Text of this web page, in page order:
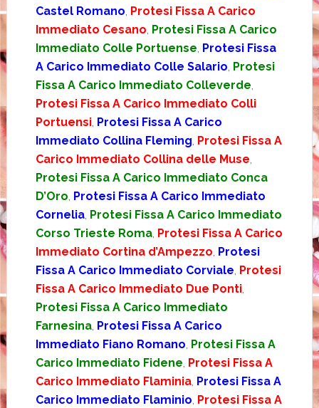
Castel Romano Protesi Fissa A Carico
Immediato Cesano Protesi Fissa A Carico
Immediato Colle Portuense Protesi Fissa
A Carico Immediato Colle Salario Protesi
Fissa A Carico Immediato Colleverde
Protesi Fissa A Carico Immediato Colli
Portuensi, Protesi Fissa A Carico
Immediato Collina Fleming Protesi Fissa A
Carico Immediato Collina delle Muse
Protesi Fissa A Carico Immediato Conca
D’Oro Protesi Fissa A Carico Immediato
Cornelia, Protesi Fissa A Carico Immediato
Corso Trieste Roma, Protesi Fissa A Carico
Immediato Cortina d’Ampezzo Protesi
Fissa A Carico Immediato Corviale Protesi
Fissa A Carico Immediato Due Ponti,
Protesi Fissa A Carico Immediato
Farnesina, Protesi Fissa A Carico
Immediato Fiano Romano Protesi Fissa A
Carico Immediato Fidene Protesi Fissa A
Carico Immediato Flaminia, Protesi Fissa A
Carico Immediato Flaminio Protesi Fissa A